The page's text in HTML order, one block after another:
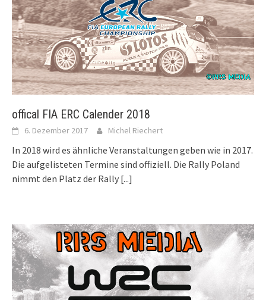
offical FIA ERC Calender 2018
6. Dezember 2017 Michel Riechert
In 2018 wird es ähnliche Veranstaltungen geben wie in 2017.
Die aufgelisteten Termine sind offiziell. Die Rally Poland
nimmt den Platz der Rally [...]